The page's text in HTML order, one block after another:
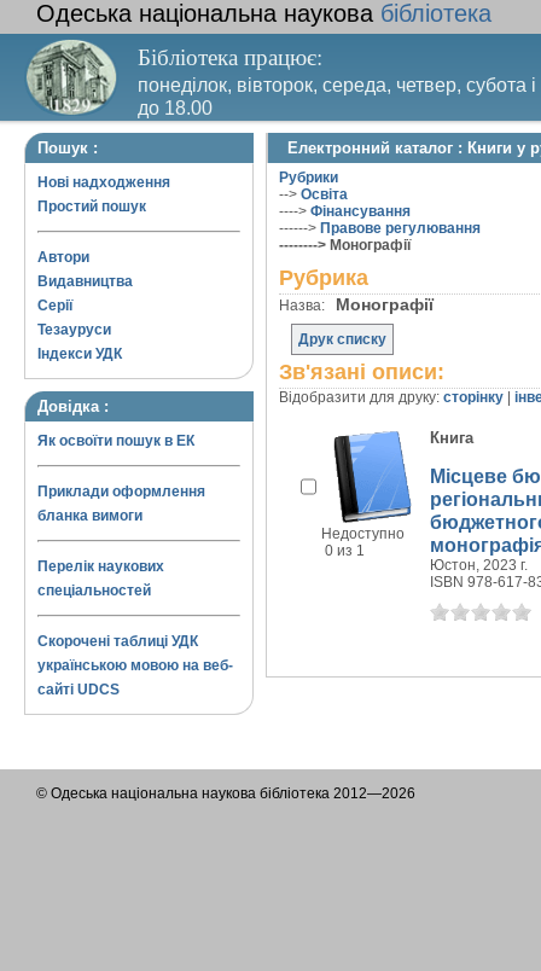
Одеська національна наукова бібліотека
Бібліотека працює:
понеділок, вівторок, середа, четвер, субота
до 18.00
Вихідний день – п’ятниця. Останній четвер
Пошук :
Нові надходження
Простий пошук
Автори
Видавництва
Серії
Тезауруси
Індекси УДК
Довідка :
Як освоїти пошук в ЕК
Приклади оформлення
бланка вимоги
Перелік наукових
спеціальностей
Скорочені таблиці УДК
українською мовою на веб-
сайті UDCS
Електронний каталог : Книги у
Рубрики
--> Освіта
----> Фінансування
------> Правове регулювання
--------> Монографії
Рубрика
Назва: Монографії
Друк списку
Зв'язані описи:
Відобразити для друку: сторінку
Недоступно
0 из 1
Книга
Місцеве
Юстон, 2023 г.
ISBN 978-617-
© Одеська національна наукова бібліотека 2012—2026